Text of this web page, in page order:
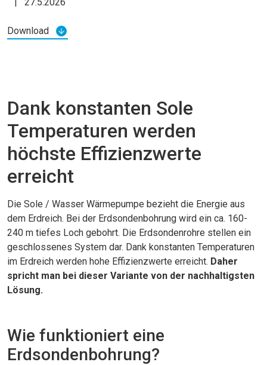
Download
Dank konstanten Sole
Temperaturen werden
höchste Effizienzwerte
erreicht
Die Sole / Wasser Wärmepumpe bezieht die Energie aus
dem Erdreich. Bei der Erdsondenbohrung wird ein ca. 160-
240 m tiefes Loch gebohrt. Die Erdsondenrohre stellen ein
geschlossenes System dar. Dank konstanten Temperaturen
im Erdreich werden hohe Effizienzwerte erreicht. Daher
spricht man bei dieser Variante von der nachhaltigsten
Lösung.
Wie funktioniert eine
Erdsondenbohrung?